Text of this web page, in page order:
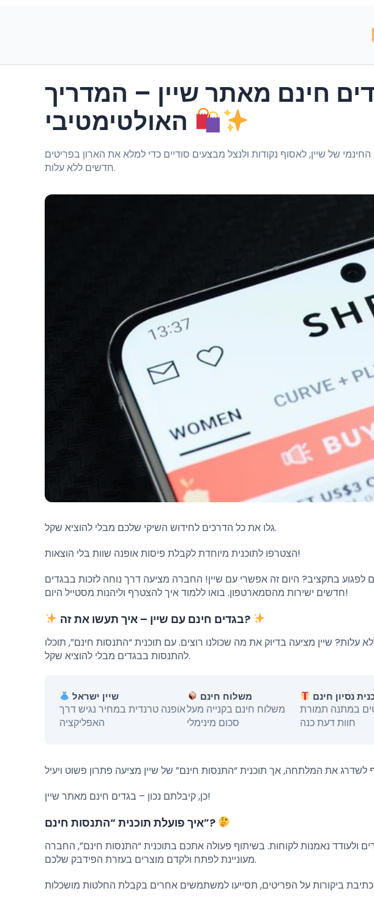
חינם מאתר שיין – המדריך
של שיין, לאסוף נקודות ולנצל מבצעים סודיים כדי למלא את הארון בפריטים
חדשים ללא עלות.
גלו את כל הדרכים לחידוש השיקי שלכם מבלי להוציא שקל.
הצטרפו לתוכנית מיוחדת לקבלת פיסות אופנה שוות בלי הוצאות!
בתקציב? היום זה אפשרי עם שיין! החברה מציעה דרך נוחה לזכות בבגדים
חדשים ישירות מהסמארטפון. בואו ללמוד איך להצטרף וליהנות מסטייל היום!
בגדים חינם עם שיין – איך תעשו את זה?
שיין מציעה בדיוק את מה שכולנו רוצים. עם תוכנית “התנסות חינם”, תוכלו
להתנסות בבגדים מבלי להוציא שקל.
שיין ישראל
אופנה טרנדית במחיר נגיש דרך
האפליקציה
משלוח חינם
משלוח חינם בקנייה מעל
סכום מינימלי
נסיון חינם
במתנה תמורת
חוות דעת כנה
כן, קיבלתם נכון – בגדים חינם מאתר שיין!
איך פועלת תוכנית “התנסות חינם”?
ולעודד נאמנות לקוחות. בשיתוף פעולה אתכם בתוכנית “התנסות חינם”, החברה
מעוניינת לפתח ולקדם מוצרים בעזרת הפידבק שלכם.